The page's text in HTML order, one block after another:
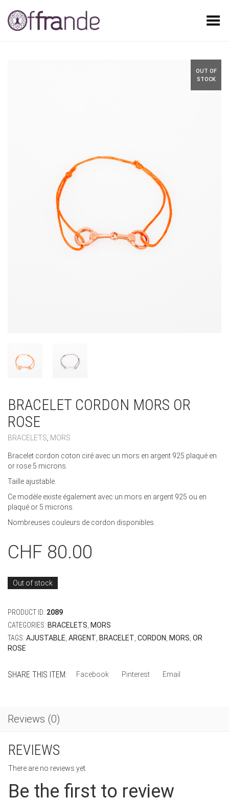
Toggle Menu
OUT OF
STOCK
BRACELET CORDON MORS OR
ROSE
BRACELETS MORS
Bracelet cordon coton ciré avec un mors en argent 925 plaqué en
or rose 5 microns.
Taille ajustable.
Ce modèle existe également avec un mors en argent 925 ou en
plaqué or 5 microns.
Nombreuses couleurs de cordon disponibles.
CHF 80.00
Out of stock
PRODUCT ID: 2089
CATEGORIES: BRACELETS MORS
TAGS: AJUSTABLE ARGENT BRACELET CORDON MORS OR
ROSE
SHARE THIS ITEM: Facebook Pinterest Email
Reviews (0)
REVIEWS
There are no reviews yet.
Be the first to review